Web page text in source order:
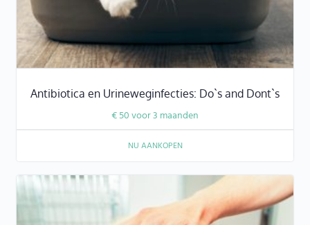
Antibiotica en Urineweginfecties: Do`s and Dont`s
€50voor 3 maanden
NU AANKOPEN